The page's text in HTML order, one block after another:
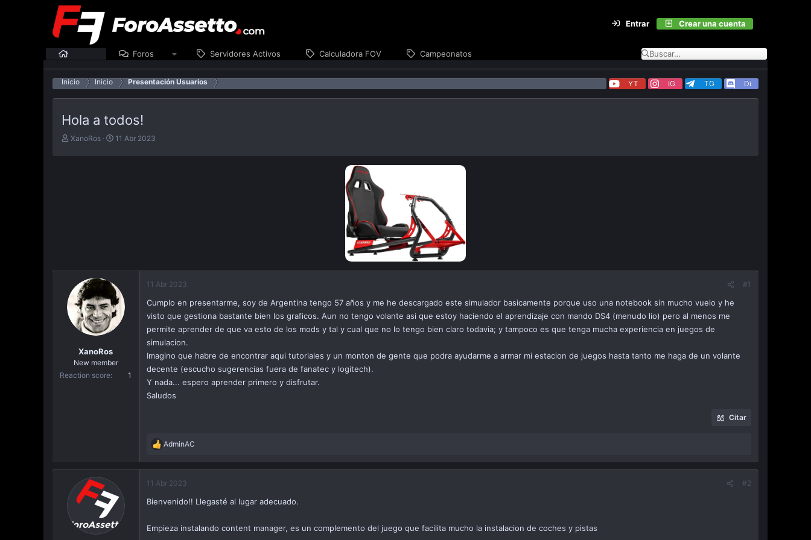
Entrar Crear una cuenta
Foros Servidores Activos Calculadora FOV Campeonatos
Inicio Inicio Presentación Usuarios YT IG TG Di
Hola a todos!
E
XanoRos
F
c
i
ó
11 Abr 2023
XanoRos
New member
Reaction score
1
11 Abr 2023 #1
Cumplo en presentarme, soy de Argentina tengo 57 años y me he descargado este simulador basicamente porque uso una notebook sin mucho vuelo y he
visto que gestiona bastante bien los graficos. Aun no tengo volante asi que estoy haciendo el aprendizaje con mando DS4 (menudo lio) pero al menos me
permite aprender de que va esto de los mods y tal y cual que no lo tengo bien claro todavia; y tampoco es que tenga mucha experiencia en juegos de
simulacion.
Imagino que habre de encontrar aqui tutoriales y un monton de gente que podra ayudarme a armar mi estacion de juegos hasta tanto me haga de un volante
decente (escucho sugerencias fuera de fanatec y logitech).
Y nada... espero aprender primero y disfrutar.
Saludos
Citar
R
a
c
i
AdminAC
11 Abr 2023 #2
Bienvenido!! Llegasté al lugar adecuado.
Empieza instalando content manager, es un complemento del juego que facilita mucho la instalacion de coches y pistas